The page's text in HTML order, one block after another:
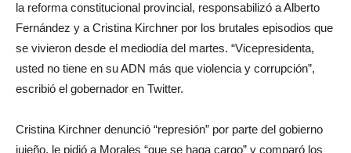
la reforma constitucional provincial, responsabilizó a Alberto
Fernández y a Cristina Kirchner por los brutales episodios que
se vivieron desde el mediodía del martes. “Vicepresidenta,
usted no tiene en su ADN más que violencia y corrupción”,
escribió el gobernador en Twitter.
Cristina Kirchner denunció “represión” por parte del gobierno
jujeño, le pidió a Morales “que se haga cargo” y comparó los